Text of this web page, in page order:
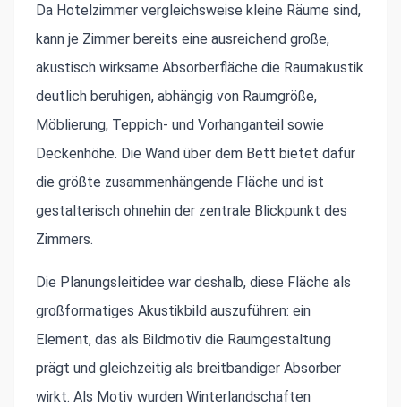
Da Hotelzimmer vergleichsweise kleine Räume sind,
kann je Zimmer bereits eine ausreichend große,
akustisch wirksame Absorberfläche die Raumakustik
deutlich beruhigen, abhängig von Raumgröße,
Möblierung, Teppich- und Vorhanganteil sowie
Deckenhöhe. Die Wand über dem Bett bietet dafür
die größte zusammenhängende Fläche und ist
gestalterisch ohnehin der zentrale Blickpunkt des
Zimmers.
Die Planungsleitidee war deshalb, diese Fläche als
großformatiges Akustikbild auszuführen: ein
Element, das als Bildmotiv die Raumgestaltung
prägt und gleichzeitig als breitbandiger Absorber
wirkt. Als Motiv wurden Winterlandschaften